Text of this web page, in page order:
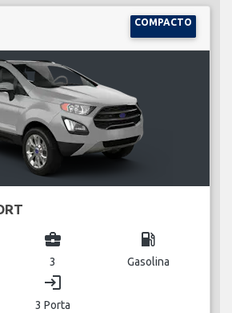
COMPACTO
business_center
3
local_gas_station
Gasolina
login
3 Porta